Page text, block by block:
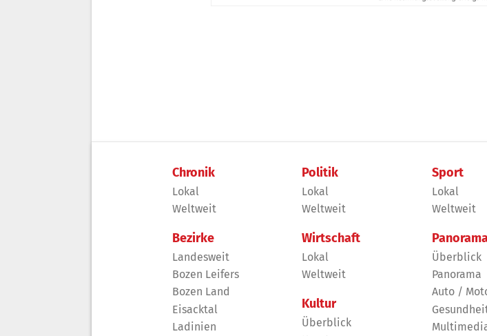
Chronik
Lokal
Weltweit
Bezirke
Landesweit
Bozen Leifers
Bozen Land
Eisacktal
Ladinien
Politik
Lokal
Weltweit
Wirtschaft
Lokal
Weltweit
Kultur
Überblick
Sport
Lokal
Weltweit
Überblick
Panorama
Auto /